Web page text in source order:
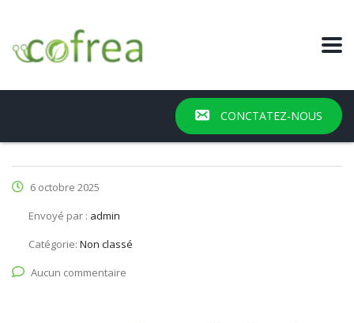
CONCTATEZ-NOUS
6 octobre 2025
Envoyé par : admin
Catégorie: Non classé
Aucun commentaire